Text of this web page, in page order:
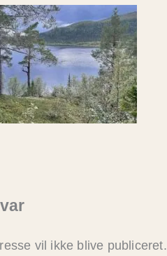
vil ikke blive publiceret.